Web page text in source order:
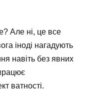
Але ні, це все
іноді нагадують
навіть без явних
ватності.